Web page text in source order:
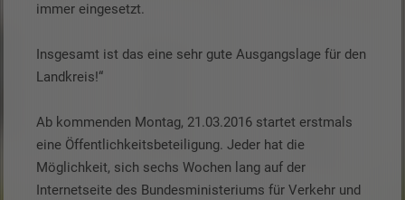
immer eingesetzt.
Insgesamt ist das eine sehr gute Ausgangslage für den
Landkreis!“
Ab kommenden Montag, 21.03.2016 startet erstmals
eine Öffentlichkeitsbeteiligung. Jeder hat die
Möglichkeit, sich sechs Wochen lang auf der
Internetseite des Bundesministeriums für Verkehr und